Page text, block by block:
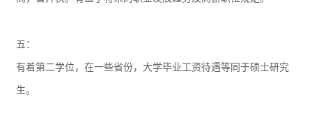
五：
有着第二学位，在一些省份，大学毕业工资待遇等同于硕士研究
生。